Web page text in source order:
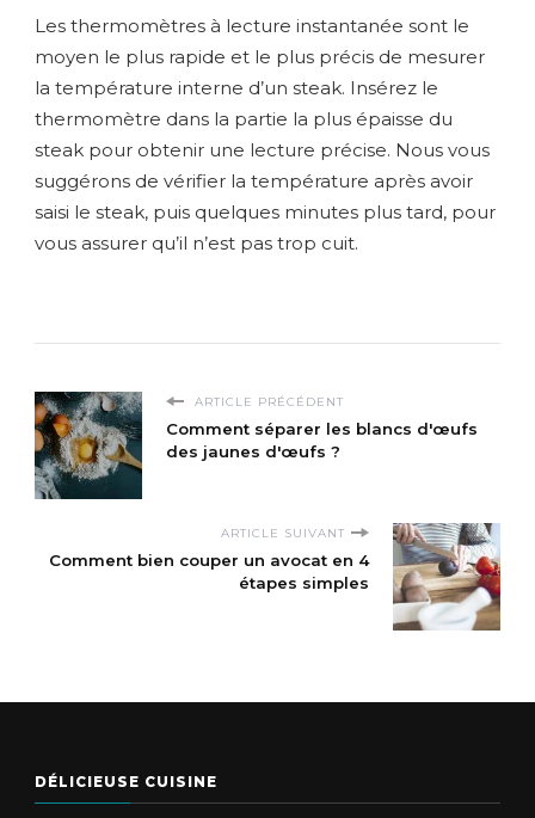
Les thermomètres à lecture instantanée sont le
moyen le plus rapide et le plus précis de mesurer
la température interne d’un steak. Insérez le
thermomètre dans la partie la plus épaisse du
steak pour obtenir une lecture précise. Nous vous
suggérons de vérifier la température après avoir
saisi le steak, puis quelques minutes plus tard, pour
vous assurer qu’il n’est pas trop cuit.
ARTICLE PRÉCÉDENT
Comment séparer les blancs d'œufs
des jaunes d'œufs ?
ARTICLE SUIVANT
Comment bien couper un avocat en 4
étapes simples
DÉLICIEUSE CUISINE